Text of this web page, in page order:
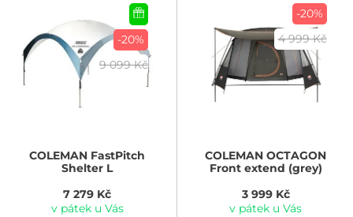
-20%
9 099 Kč
COLEMAN FastPitch
Shelter L
7 279 Kč
v pátek u Vás
-20%
4 999 Kč
COLEMAN OCTAGON
Front extend (grey)
3 999 Kč
v pátek u Vás